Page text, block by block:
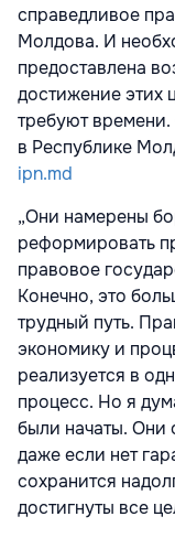
справедливое
Молдова. И
предоставлена
достижение этих
требуют
в Республике
ipn.md
„Они намерены
реформировать
правовое
Конечно, это
трудный путь.
экономику и
реализуется в
процесс. Но я
были начаты. Они
даже если нет
сохранится
достигнуты все